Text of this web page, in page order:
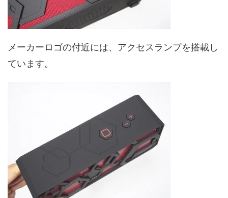
メーカーロゴの付近には、アクセスランプを搭載し
ています。